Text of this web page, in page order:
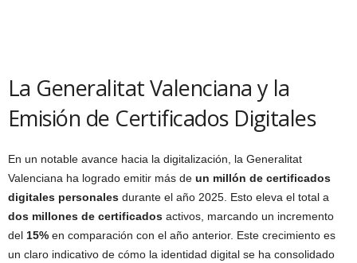
La Generalitat Valenciana y la
Emisión de Certificados Digitales
En un notable avance hacia la digitalización, la Generalitat
Valenciana ha logrado emitir más de un millón de certificados
digitales personales durante el año 2025. Esto eleva el total a
dos millones de certificados activos, marcando un incremento
del 15% en comparación con el año anterior. Este crecimiento es
un claro indicativo de cómo la identidad digital se ha consolidado